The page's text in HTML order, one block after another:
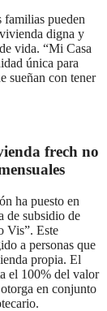
familias pueden
digna y
vida. “Mi Casa
única para
sueñan con tener
frech no
ha puesto en
de subsidio de
Vis”. Este
a personas que
propia. El
el 100% del valor
en conjunto